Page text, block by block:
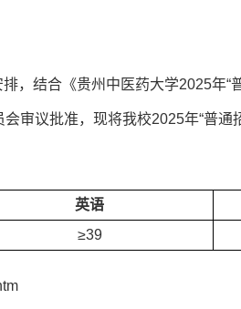
，结合《贵州中医药大学2025年“
审议批准，现将我校2025年“普通
英语
≥39